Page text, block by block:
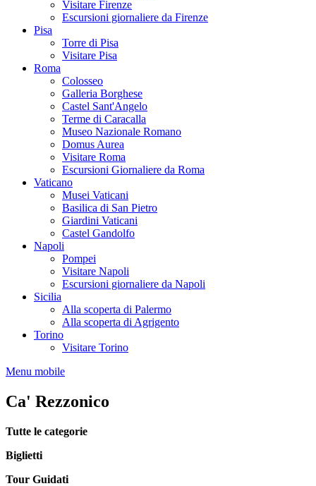
Visitare Firenze
Escursioni giornaliere da Firenze
Pisa
Torre di Pisa
Visitare Pisa
Roma
Colosseo
Galleria Borghese
Castel Sant'Angelo
Terme di Caracalla
Museo Nazionale Romano
Domus Aurea
Visitare Roma
Escursioni Giornaliere da Roma
Vaticano
Musei Vaticani
Basilica di San Pietro
Giardini Vaticani
Castel Gandolfo
Napoli
Pompei
Visitare Napoli
Escursioni giornaliere da Napoli
Sicilia
Alla scoperta di Palermo
Alla scoperta di Agrigento
Torino
Visitare Torino
Menu mobile
Ca' Rezzonico
Tutte le categorie
Biglietti
Tour Guidati